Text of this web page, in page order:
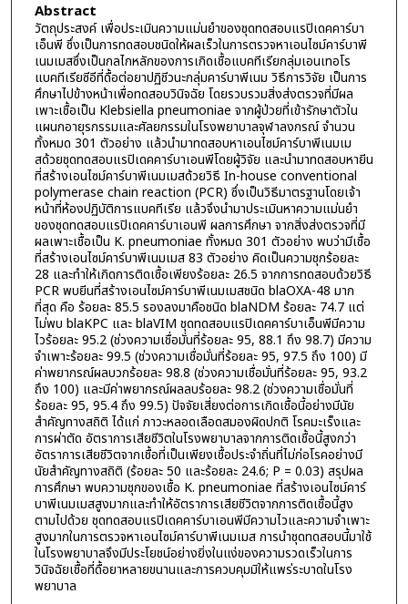
Abstract
วัตถุประสงค์ เพื่อประเมินความแม่นยำของชุดทดสอบแรปิเดคคาร์บา
เอ็นพี ซึ่งเป็นการทดสอบชนิดให้ผลเร็วในการตรวจหาเอนไซม์คาร์บาพี
เนมเมสซึ่งเป็นกลไกหลักของการเกิดเชื้อแบคทีเรียกลุ่มเอนเทอโร
แบคทีเรียซีอีที่ดื้อต่อยาปฏิชีวนะกลุ่มคาร์บาพีเนม วิธีการวิจัย เป็นการ
ศึกษาไปข้างหน้าเพื่อทดสอบวินิจฉัย โดยรวบรวมสิ่งส่งตรวจที่มีผล
เพาะเชื้อเป็น Klebsiella pneumoniae จากผู้ป่วยที่เข้ารักษาตัวใน
แผนกอายุรกรรมและศัลยกรรมในโรงพยาบาลจุฬาลงกรณ์ จำนวน
ทั้งหมด 301 ตัวอย่าง แล้วนำมาทดสอบหาเอนไซม์คาร์บาพีเนมเม
สด้วยชุดทดสอบแรปิเดคคาร์บาเอนพีโดยผู้วิจัย และนำมาทดสอบหายีน
ที่สร้างเอนไซม์คาร์บาพีเนมเมสด้วยวิธี In-house conventional
polymerase chain reaction (PCR) ซึ่งเป็นวิธีมาตรฐานโดยเจ้า
หน้าที่ห้องปฏิบัติการแบคทีเรีย แล้วจึงนำมาประเมินหาความแม่นยำ
ของชุดทดสอบแรปิเดคคาร์บาเอนพี ผลการศึกษา จากสิ่งส่งตรวจที่มี
ผลเพาะเชื้อเป็น K. pneumoniae ทั้งหมด 301 ตัวอย่าง พบว่ามีเชื้อ
ที่สร้างเอนไซม์คาร์บาพีเนมเมส 83 ตัวอย่าง คิดเป็นความชุกร้อยละ
28 และทำให้เกิดการติดเชื้อเพียงร้อยละ 26.5 จากการทดสอบด้วยวิธี
PCR พบยีนที่สร้างเอนไซม์คาร์บาพีเนมเมสชนิด blaOXA-48 มาก
ที่สุด คือ ร้อยละ 85.5 รองลงมาคือชนิด blaNDM ร้อยละ 74.7 แต่
ไม่พบ blaKPC และ blaVIM ชุดทดสอบแรปิเดคคาร์บาเอ็นพีมีความ
ไวร้อยละ 95.2 (ช่วงความเชื่อมั่นที่ร้อยละ 95, 88.1 ถึง 98.7) มีความ
จำเพาะร้อยละ 99.5 (ช่วงความเชื่อมั่นที่ร้อยละ 95, 97.5 ถึง 100) มี
ค่าพยากรณ์ผลบวกร้อยละ 98.8 (ช่วงความเชื่อมั่นที่ร้อยละ 95, 93.2
ถึง 100) และมีค่าพยากรณ์ผลลบร้อยละ 98.2 (ช่วงความเชื่อมั่นที่
ร้อยละ 95, 95.4 ถึง 99.5) ปัจจัยเสี่ยงต่อการเกิดเชื้อนี้อย่างมีนัย
สำคัญทางสถิติ ได้แก่ ภาวะหลอดเลือดสมองผิดปกติ โรคมะเร็งและ
การผ่าตัด อัตราการเสียชีวิตในโรงพยาบาลจากการติดเชื้อนี้สูงกว่า
อัตราการเสียชีวิตจากเชื้อที่เป็นเพียงเชื้อประจำถิ่นที่ไม่ก่อโรคอย่างมี
นัยสำคัญทางสถิติ (ร้อยละ 50 และร้อยละ 24.6; P = 0.03) สรุปผล
การศึกษา พบความชุกของเชื้อ K. pneumoniae ที่สร้างเอนไซม์คาร์
บาพีเนมเมสสูงมากและทำให้อัตราการเสียชีวิตจากการติดเชื้อนี้สูง
ตามไปด้วย ชุดทดสอบแรปิเดคคาร์บาเอนพีมีความไวและความจำเพาะ
สูงมากในการตรวจหาเอนไซม์คาร์บาพีเนมเมส การนำชุดทดสอบนี้มาใช้
ในโรงพยาบาลจึงมีประโยชน์อย่างยิ่งในแง่ของความรวดเร็วในการ
วินิจฉัยเชื้อที่ดื้อยาหลายขนานและการควบคุมมิให้แพร่ระบาดในโรง
พยาบาล